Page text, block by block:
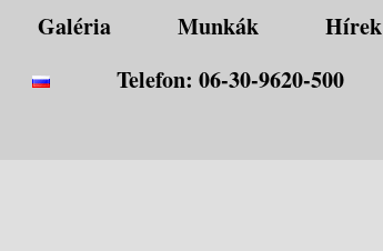
Galéria Munkák
Hírek
Telefon: 06-30-9620-500